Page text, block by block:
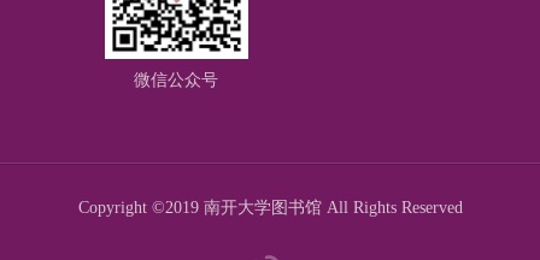
微信公众号
Copyright ©2019 南开大学图书馆 All Rights Reserved